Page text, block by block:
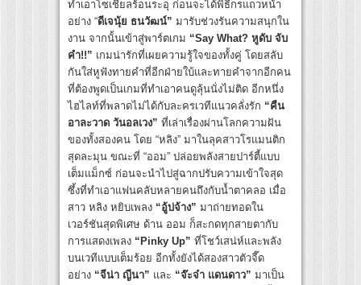
ทำเอาโซเชียลร้อนระอุ ก่อนจะได้พิธีกรแถวหน้า
อย่าง “ดีเจนุ้ย ธนวัฒน์” มารับช่วงรันความสนุกใน
งาน จากนั้นเข้าสู่พาร์ตเกม “Say What? หูดับ จับ
คำ!!” เกมน่ารักที่เผยความรู้ใจของทั้งคู่ โดยสลับ
กันใส่หูฟังทายคำที่อีกฝ่ายใบ้และทายคำจากอีกคน
ที่ต้องพูดเป็นเกมที่ทำเอาคนดูลุ้นนั่งไม่ติด อีกหนึ่ง
ไฮไลท์ที่พลาดไม่ได้กับละครเวทีแนวคลั่งรัก “คืน
อาละวาด วันอลเวง” ที่เล่าเรื่องผ่านโลกความฝัน
ของทั้งสองคน โดย “หลิง” มาในลุคสาวโรแมนติก
สุดละมุน ขณะที่ “ออม” ปล่อยพลังสายปาร์ตี้แบบ
เต็มแม็กซ์ ก่อนจะนำไปสู่ฉากปรับความเข้าใจสุด
ซึ้งที่ทำเอาแฟนคลับหลายคนถึงกับน้ำตาคลอ เมื่อ
สาว หลิง หยิบเพลง “อู้บ่จ้าง” มาถ่ายทอดใน
เวอร์ชันสุดพิเศษ ด้าน ออม ก็สะกดทุกสายตากับ
การแสดงเพลง “Pinky Up” ที่โชว์เสน่ห์และพลัง
บนเวทีแบบเต็มร้อย อีกทั้งยังได้สองสาวตัวจี๊ด
อย่าง “จีน่า ญีนา” และ “จ๊ะจ๋า แดนดาว” มาเป็น